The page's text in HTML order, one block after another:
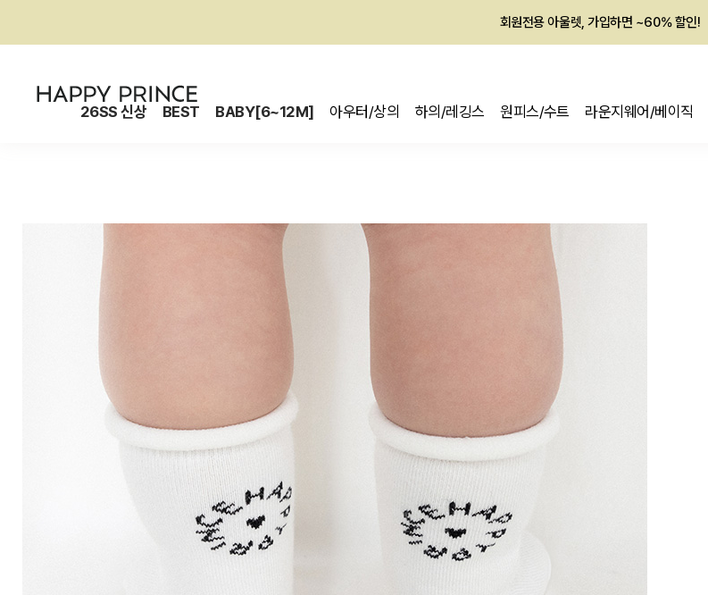
회원전용 아울렛, 가입하면 ~60% 할인!
26SS 신상 BEST BABY[6~12M] 아우터/상의 하의/레깅스 원피스/수트 라운지웨어/베이직